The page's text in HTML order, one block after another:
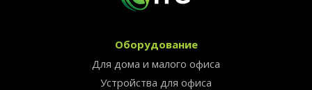
Оборудование
Для дома и малого офиса
Устройства для офиса